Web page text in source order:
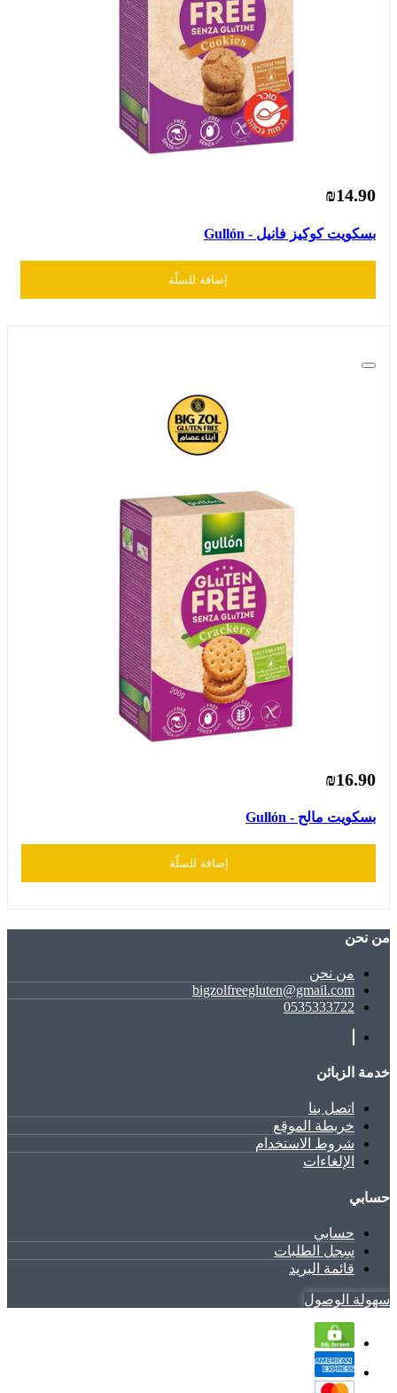
₪14.90
بسكويت كوكيز فانيل - Gullón
إضافة للسلّة
₪16.90
بسكويت مالح - Gullón
إضافة للسلّة
ﻣﻦ ﻧﺤﻦ
ﻣﻦ ﻧﺤﻦ
bigzolfreegluten@gmail.com
0535333722
خدمة الزبائن
اتصل بنا
خريطة الموقع
شروط الاستخدام
الإلغاءات
حسابي
حسابي
سِجل الطلبات
قائمة البريد
سهولة الوصول